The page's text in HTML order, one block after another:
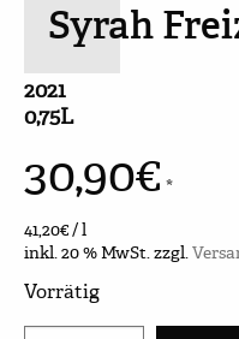
Syrah
2021
0,75L
30,90€ *
41,20€/l
inkl. 20 % MwSt.zzgl.
Vorrätig